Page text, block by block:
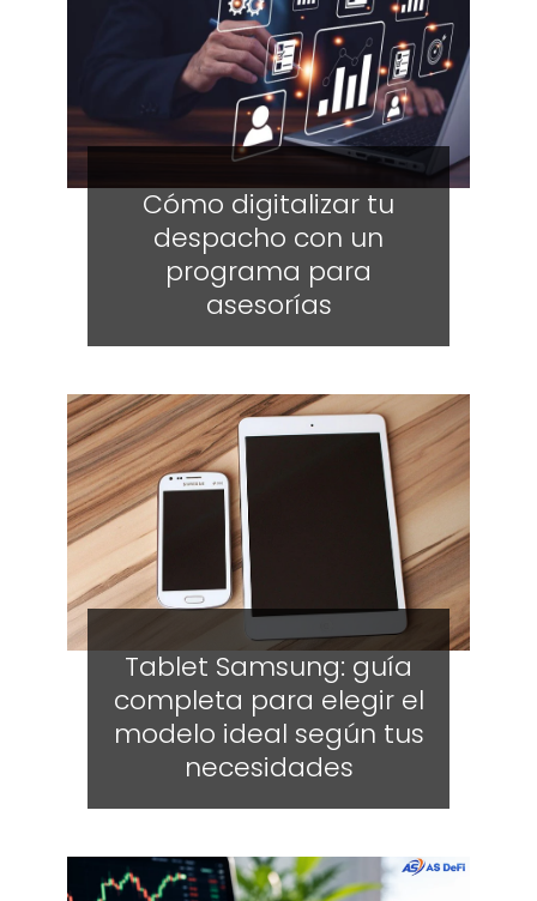
Cómo digitalizar tu
despacho con un
programa para
asesorías
Tablet Samsung: guía
completa para elegir el
modelo ideal según tus
necesidades